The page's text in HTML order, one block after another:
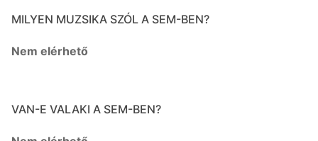
MILYEN MUZSIKA SZÓL A SEM-BEN?
Nem elérhető
VAN-E VALAKI A SEM-BEN?